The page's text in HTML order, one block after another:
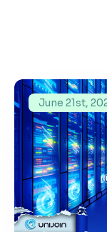
June 21st,